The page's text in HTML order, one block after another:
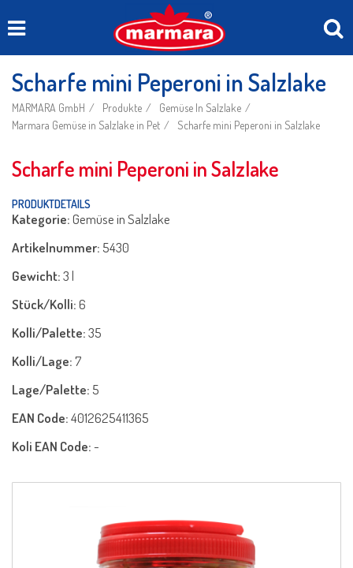
Scharfe mini Peperoni in Salzlake
MARMARA GmbH Produkte
Gemüse In Salzlake
Marmara Gemüse in Salzlake in Pet
Scharfe mini Peperoni in Salzlake
Scharfe mini Peperoni in Salzlake
PRODUKTDETAILS
Kategorie:Gemüse in Salzlake
Artikelnummer: 5430
Gewicht:3 l
Stück/Kolli:6
Kolli/Palette:35
Kolli/Lage:7
Lage/Palette: 5
EAN Code:4012625411365
Koli EAN Code:-